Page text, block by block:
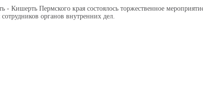
- Кишерть Пермского края состоялось торжественное
органов внутренних дел.